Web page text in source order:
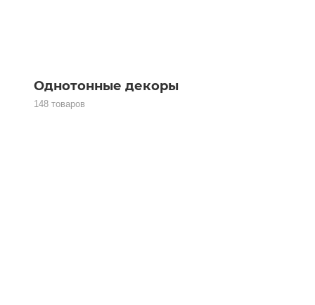
Однотонные декоры
148 товаров